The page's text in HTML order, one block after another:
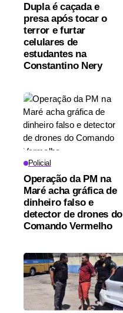
Dupla é caçada e
presa após tocar o
terror e furtar
celulares de
estudantes na
Constantino Nery
Policial
Operação da PM na
Maré acha gráfica de
dinheiro falso e
detector de drones do
Comando Vermelho